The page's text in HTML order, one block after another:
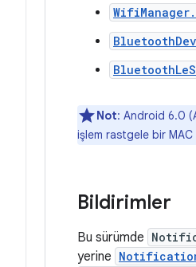
Not: Android 6.0
işlem rastgele bir
Bildirimler
Bu sürümde
yerine